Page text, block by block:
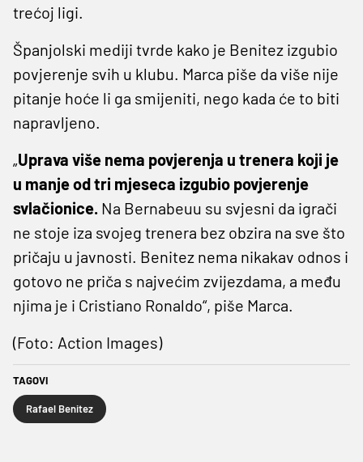
trećoj ligi.
Španjolski mediji tvrde kako je Benitez izgubio
povjerenje svih u klubu. Marca piše da više nije
pitanje hoće li ga smijeniti, nego kada će to biti
napravljeno.
„Uprava više nema povjerenja u trenera koji je
u manje od tri mjeseca izgubio povjerenje
svlačionice. Na Bernabeuu su svjesni da igrači
ne stoje iza svojeg trenera bez obzira na sve što
pričaju u javnosti. Benitez nema nikakav odnos i
gotovo ne priča s najvećim zvijezdama, a među
njima je i Cristiano Ronaldo“, piše Marca.
(Foto: Action Images)
TAGOVI
Rafael Benitez